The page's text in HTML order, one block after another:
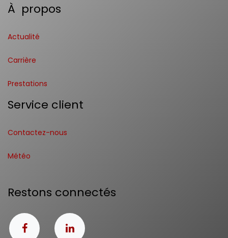
À propos
Actualité
Carrière
Prestations
Service client
Contactez-nous
Météo
Restons connectés